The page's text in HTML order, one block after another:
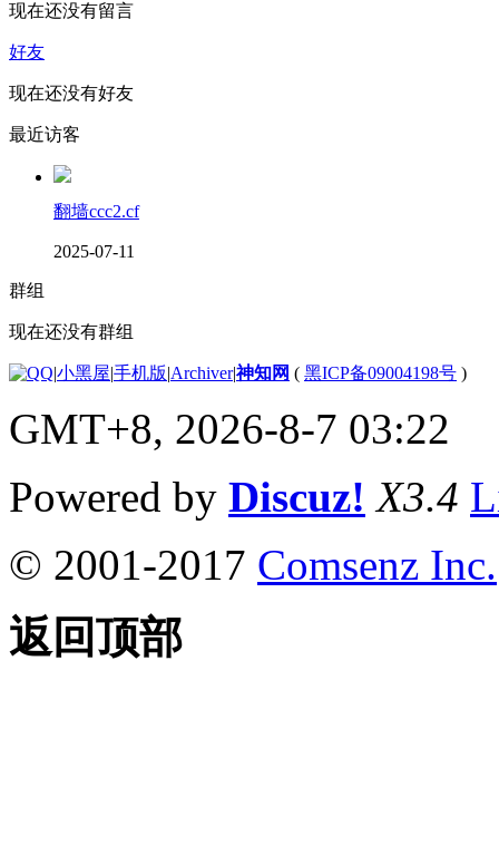
现在还没有留言
好友
现在还没有好友
最近访客
翻墙ccc2.cf
2025-07-11
群组
现在还没有群组
|小黑屋|手机版|Archiver|神知网 ( 黑ICP备09004198号 )
GMT+8, 2026-8-7 03:22
Powered by Discuz! X3.4
© 2001-2017 Comsenz Inc.
返回顶部